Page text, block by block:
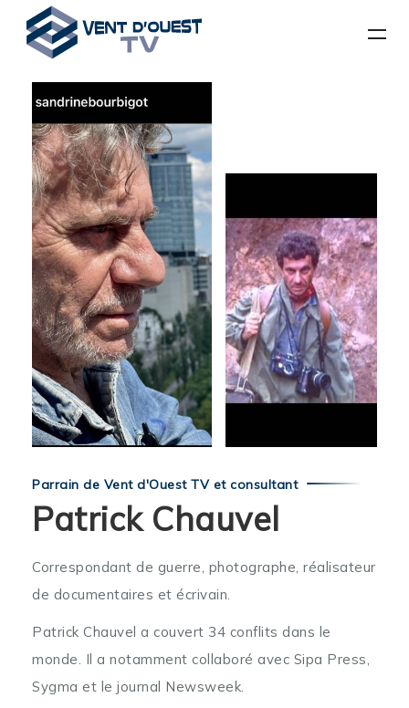
Parrain de Vent d'Ouest TV et consultant
Patrick Chauvel
Correspondant de guerre, photographe, réalisateur
de documentaires et écrivain.
Patrick Chauvel a couvert 34 conflits dans le
monde. Il a notamment collaboré avec Sipa Press,
Sygma et le journal Newsweek.